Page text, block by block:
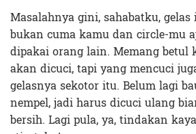
Masalahnya gini, sahabatku,
bukan cuma kamu dan circle-mu
dipakai orang lain. Memang betul
akan dicuci, tapi yang mencuci
gelasnya sekotor itu. Belum lagi
nempel, jadi harus dicuci ulang
bersih. Lagi pula, ya, tindakan